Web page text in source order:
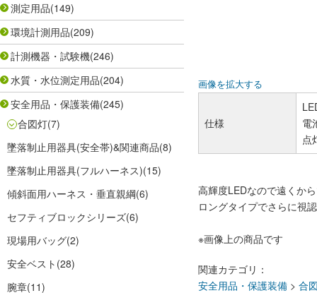
測定用品(149)
環境計測用品(209)
計測機器・試験機(246)
水質・水位測定用品(204)
安全用品・保護装備(245)
合図灯(7)
墜落制止用器具(安全帯)&関連商品(8)
墜落制止用器具(フルハーネス)(15)
傾斜面用ハーネス・垂直親綱(6)
セフティブロックシリーズ(6)
現場用バッグ(2)
安全ベスト (28)
腕章(11)
画像を拡大する
仕様
電
点
高輝度LEDなので遠くか
ロングタイプでさらに視
※画像上の商品です
関連カテゴリ：
安全用品・保護装備 > 合